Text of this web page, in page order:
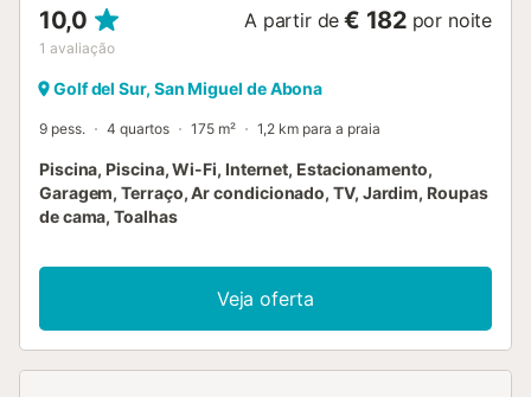
10,0
1 avaliação
A partir de € 182 por noite
Golf del Sur, San Miguel de Abona
9 pess. 4 quartos 175 m² 1,2 km para a praia
Piscina, Piscina, Wi-Fi, Internet, Estacionamento,
Garagem, Terraço, Ar condicionado, TV, Jardim, Roupas
de cama, Toalhas
Veja oferta